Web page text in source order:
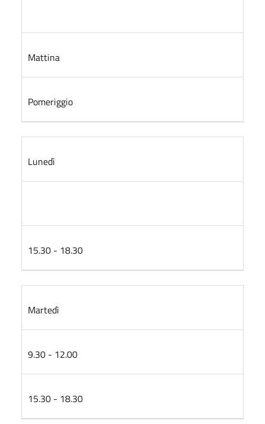
Mattina
Pomeriggio
Lunedì
15.30 - 18.30
Martedì
9.30 - 12.00
15.30 - 18.30